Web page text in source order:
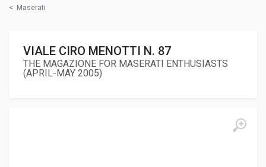
< Maserati
VIALE CIRO MENOTTI N. 87
THE MAGAZIONE FOR MASERATI ENTHUSIASTS
(APRIL-MAY 2005)